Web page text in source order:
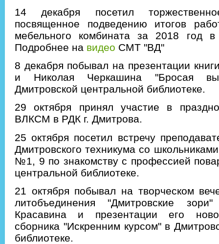
14 декабря посетил
посвященное подведению итогов
мебельного комбината за 2018 год
Подробнее на видео СМТ "ВД"
8 декабря побывал на презентации
и Николая Черкашина "Бросая
Дмитровской центральной библиотеке.
29 октября принял участие в
ВЛКСМ в РДК г. Дмитрова.
25 октября посетил встречу
Дмитровского техникума со
№1, 9 по знакомству с профессией
центральной библиотеке.
21 октября побывал на творческом
литобъединения "Дмитровские
Красавина и презентации его
сборника "Искренним курсом" в
библиотеке.